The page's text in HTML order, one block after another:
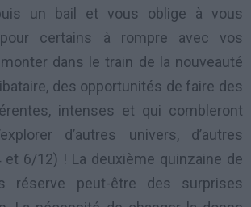
un bail et vous oblige à vous
certains à rompre avec vos
dans le train de la nouveauté
des opportunités de faire des
intenses et qui combleront
d’autres univers, d’autres
6/12) ! La deuxième quinzaine de
réserve peut-être des surprises